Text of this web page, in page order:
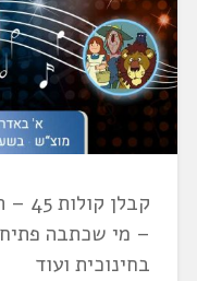
– מי שכתבה
בחינוכית ועוד